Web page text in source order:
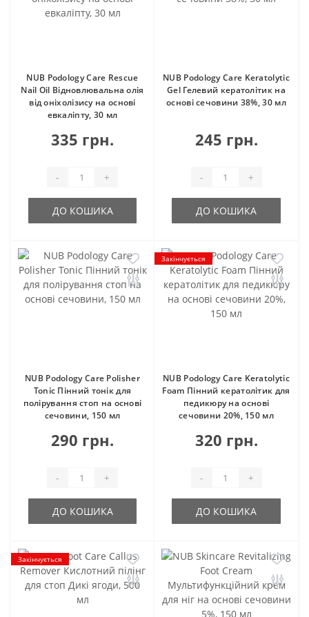
NUB Podology Care Rescue
Nail Oil Відновлювальна олія
від оніхолізису на основі
евкаліпту, 30 мл
335 грн.
- +
ДО КОШИКА
NUB Podology Care Keratolytic
Gel Гелевий кератолітик на
основі сечовини 38%, 30 мл
245 грн.
- +
ДО КОШИКА
NUB Podology Care Polisher
Tonic Пінний тонік для
полірування стоп на основі
сечовини, 150 мл
290 грн.
- +
ДО КОШИКА
Закінчується
NUB Podology Care Keratolytic
Foam Пінний кератолітик для
педикюру на основі
сечовини 20%, 150 мл
320 грн.
- +
ДО КОШИКА
Закінчується